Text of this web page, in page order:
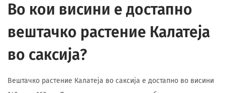
Во кои висини е достапно
вештачко растение Калатеја
во саксија?
Вештачко растение Калатеја во саксија е достапно во висини